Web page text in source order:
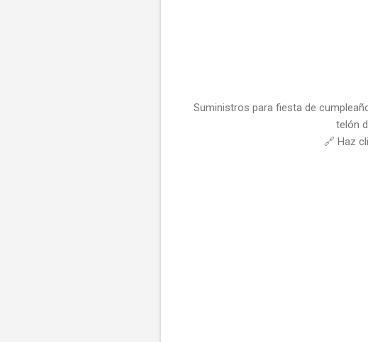
Suministros para fiesta de
telón
🔗 Haz